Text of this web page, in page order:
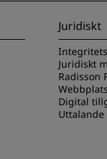
Juridiskt
Juridiskt
Radisson
Digital